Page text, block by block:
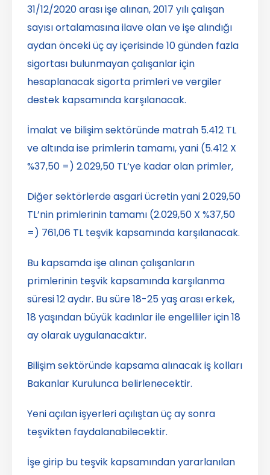
31/12/2020 arası işe alınan, 2017 yılı çalışan
sayısı ortalamasına ilave olan ve işe alındığı
aydan önceki üç ay içerisinde 10 günden fazla
sigortası bulunmayan çalışanlar için
hesaplanacak sigorta primleri ve vergiler
destek kapsamında karşılanacak.
İmalat ve bilişim sektöründe matrah 5.412 TL
ve altında ise primlerin tamamı, yani (5.412 X
%37,50 =) 2.029,50 TL’ye kadar olan primler,
Diğer sektörlerde asgari ücretin yani 2.029,50
TL’nin primlerinin tamamı (2.029,50 X %37,50
=) 761,06 TL teşvik kapsamında karşılanacak.
Bu kapsamda işe alınan çalışanların
primlerinin teşvik kapsamında karşılanma
süresi 12 aydır. Bu süre 18-25 yaş arası erkek,
18 yaşından büyük kadınlar ile engelliler için 18
ay olarak uygulanacaktır.
Bilişim sektöründe kapsama alınacak iş kolları
Bakanlar Kurulunca belirlenecektir.
Yeni açılan işyerleri açılıştan üç ay sonra
teşvikten faydalanabilecektir.
İşe girip bu teşvik kapsamından yararlanılan